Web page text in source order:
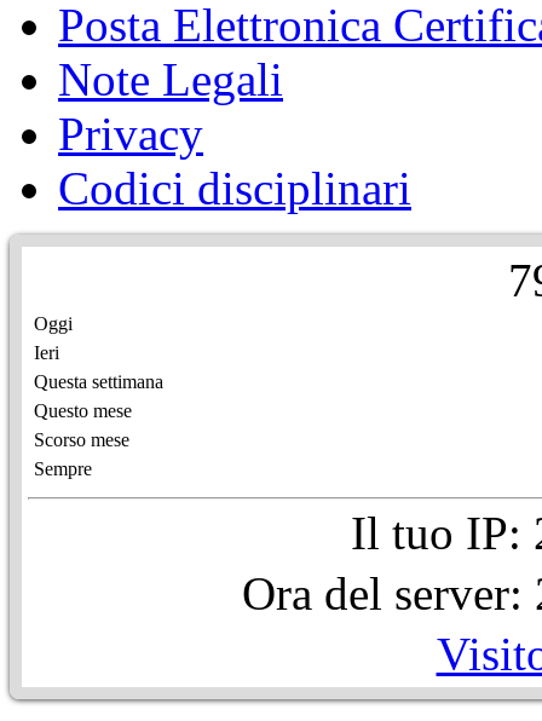
Posta Elettronica
Note Legali
Privacy
Codici disciplinari
7
Oggi
Ieri
Questa settimana
Questo mese
Scorso mese
Sempre
Il tuo IP:
Ora del